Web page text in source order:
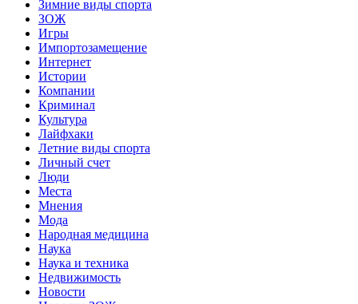
Зимние виды спорта
ЗОЖ
Игры
Импортозамещение
Интернет
Истории
Компании
Криминал
Культура
Лайфхаки
Летние виды спорта
Личный счет
Люди
Места
Мнения
Мода
Народная медицина
Наука
Наука и техника
Недвижимость
Новости